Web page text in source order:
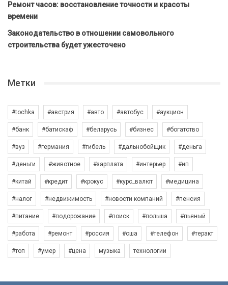
Ремонт часов: восстановление точности и красоты
времени
Законодательство в отношении самовольного
строительства будет ужесточено
Метки
#tochka #австрия #авто #автобус #аукцион
#банк #батискаф #беларусь #бизнес #богатство
#вуз #германия #гибель #дальнобойщик #деньга
#деньги #животное #зарплата #интерьер #ип
#китай #кредит #крокус #курс_валют #медицина
#налог #недвижимость #новости компаний #пенсия
#питание #подорожание #поиск #польша #пьяный
#работа #ремонт #россия #сша #телефон #теракт
#топ #умер #цена музыка технологии